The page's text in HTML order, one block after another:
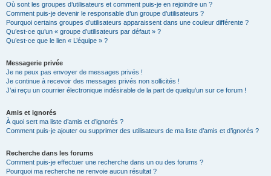
Où sont les groupes d’utilisateurs et comment puis-je en rejoindre un ?
Comment puis-je devenir le responsable d’un groupe d’utilisateurs ?
Pourquoi certains groupes d’utilisateurs apparaissent dans une couleur différente ?
Qu’est-ce qu’un « groupe d’utilisateurs par défaut » ?
Qu’est-ce que le lien « L’équipe » ?
Messagerie privée
Je ne peux pas envoyer de messages privés !
Je continue à recevoir des messages privés non sollicités !
J’ai reçu un courrier électronique indésirable de la part de quelqu’un sur ce forum !
Amis et ignorés
À quoi sert ma liste d’amis et d’ignorés ?
Comment puis-je ajouter ou supprimer des utilisateurs de ma liste d’amis et d’ignorés ?
Recherche dans les forums
Comment puis-je effectuer une recherche dans un ou des forums ?
Pourquoi ma recherche ne renvoie aucun résultat ?